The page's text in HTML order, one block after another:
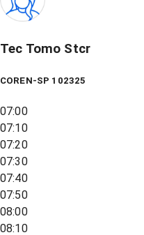
Tec Tomo Stcr
COREN-SP 102325
07:00
07:10
07:20
07:30
07:40
07:50
08:00
08:10